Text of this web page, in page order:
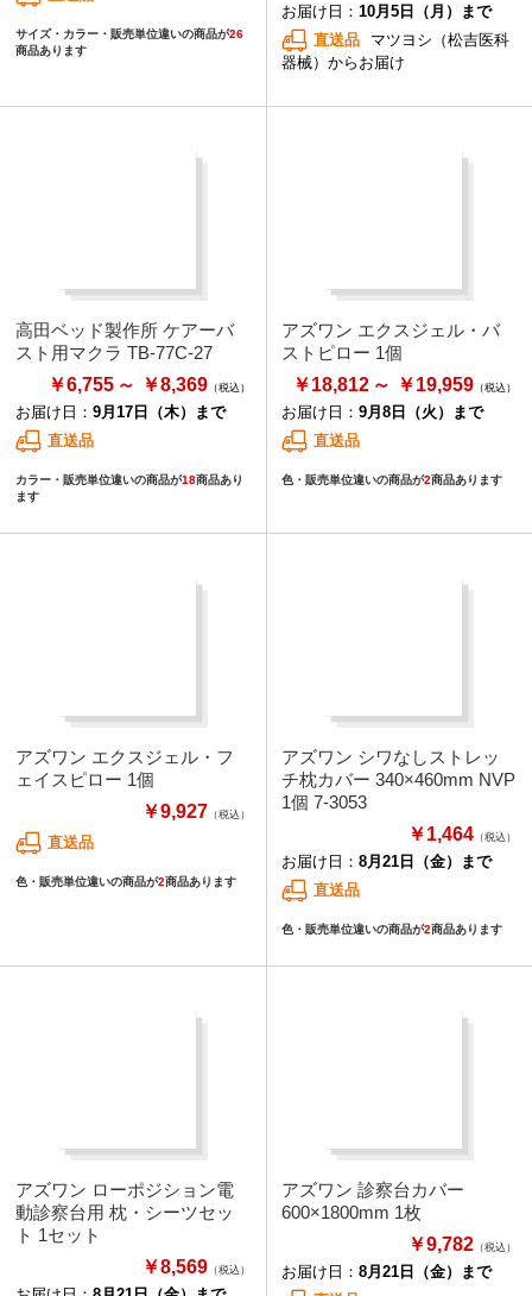
サイズ・カラー・販売単位違いの商品が26
商品あります
お届け日： 10月5日（月）まで
直送品
マツヨシ（松吉医科
器械）からお届け
高田ベッド製作所 ケアーバ
スト用マクラ TB-77C-27
￥6,755
￥8,369
お届け日： 9月17日（木）まで
直送品
カラー・販売単位違いの商品が18商品あり
ます
アズワン エクスジェル・バ
ストピロー 1個
￥18,812
￥19,959
お届け日： 9月8日（火）まで
直送品
色・販売単位違いの商品が2商品あります
アズワン エクスジェル・フ
ェイスピロー 1個
￥9,927 （税込）
直送品
色・販売単位違いの商品が2商品あります
アズワン シワなしストレッ
チ枕カバー 340×460mm NVP
1個 7-3053
￥1,464 （税込）
お届け日： 8月21日（金）まで
直送品
色・販売単位違いの商品が2商品あります
アズワン ローポジション電
動診察台用 枕・シーツセッ
ト 1セット
￥8,569 （税込）
アズワン 診察台カバー
600×1800mm 1枚
￥9,782 （税込）
お届け日： 8月21日（金）まで